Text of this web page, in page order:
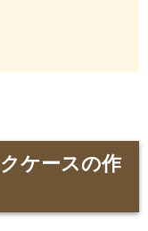
ケースの作